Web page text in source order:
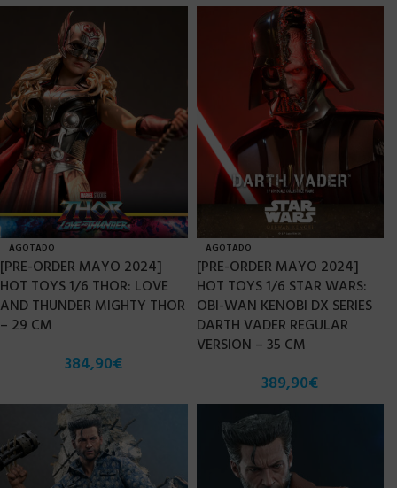
AGOTADO
[PRE-ORDER MAYO 2024]
HOT TOYS 1/6 THOR: LOVE
AND THUNDER MIGHTY THOR
– 29 CM
384,90€
AGOTADO
[PRE-ORDER MAYO 2024]
HOT TOYS 1/6 STAR WARS:
OBI-WAN KENOBI DX SERIES
DARTH VADER REGULAR
VERSION – 35 CM
389,90€